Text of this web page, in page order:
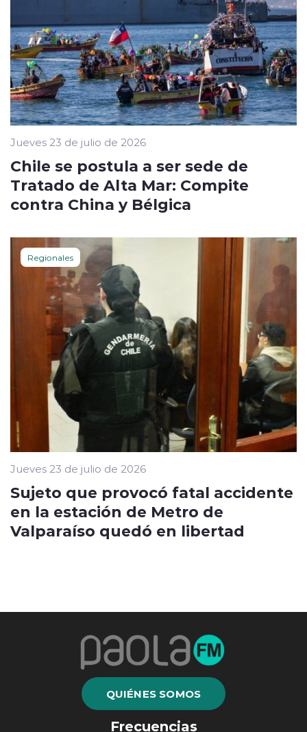
Jueves 23 de julio de 2026
Chile se postula a ser sede de
Tratado de Alta Mar: Compite
contra China y Bélgica
Regionales
Jueves 23 de julio de 2026
Sujeto que provocó fatal accidente
en la estación de Metro de
Valparaíso quedó en libertad
QUIÉNES SOMOS
Frecuencias